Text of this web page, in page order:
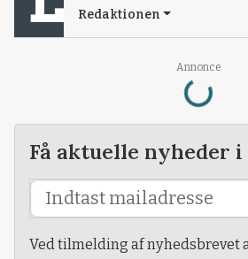
Annonce
Loading...
Redaktionen
Få aktuelle nyheder
Ved tilmelding af nyhedsbrevet